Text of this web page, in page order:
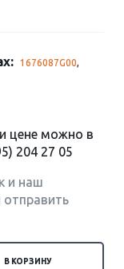
1676087G00,
цене можно в
204 27 05
и наш
В КОРЗИНУ